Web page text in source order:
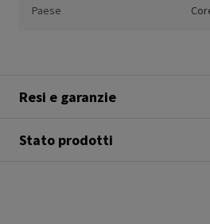
Paese
Resi e garanzie
Stato prodotti